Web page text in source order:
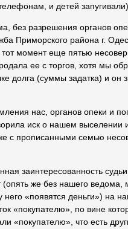
и детей
без разрешения органов
Приморского района г.
момент еще пятью
ее с торгов, хотя мы
долга (суммы задатка) и он
нас, органов опеки и
иск о нашем выселении
с прописанными семью
заинтересованность
(опять же без нашего
«появятся деньги») на
«покупателю», по вине
«покупателю», что есть